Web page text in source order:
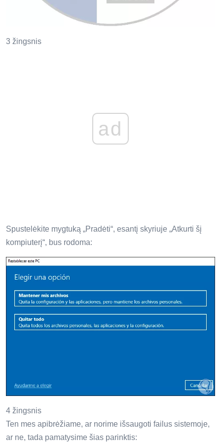
3 žingsnis
ad
Spustelėkite mygtuką „Pradėti“, esantį skyriuje „Atkurti šį
kompiuterį“, bus rodoma:
4 žingsnis
Ten mes apibrėžiame, ar norime išsaugoti failus sistemoje,
ar ne, tada pamatysime šias parinktis: